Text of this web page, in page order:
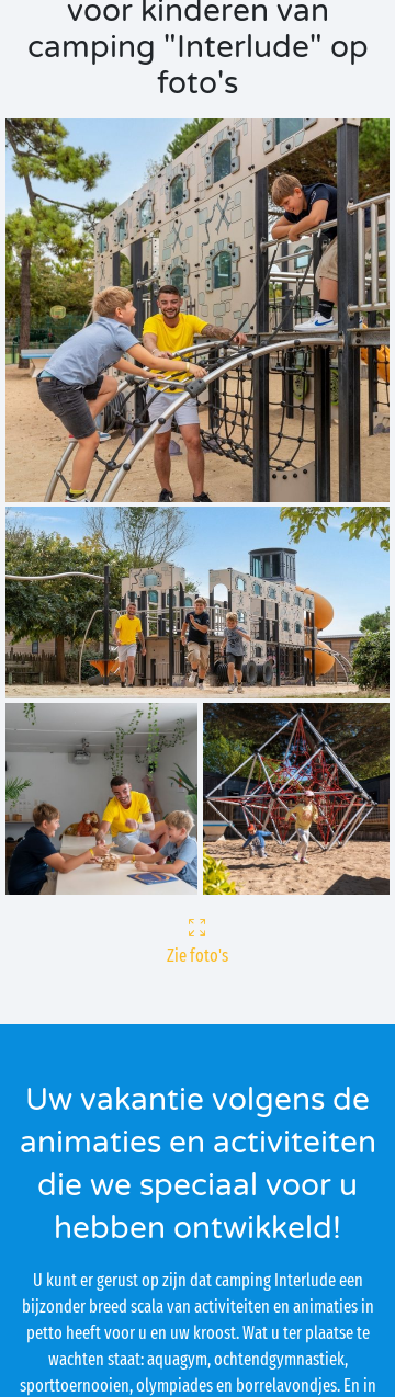
voor kinderen van
camping "Interlude" op
foto's
Zie foto's
Uw vakantie volgens de
animaties en activiteiten
die we speciaal voor u
hebben ontwikkeld!
U kunt er gerust op zijn dat camping Interlude een
bijzonder breed scala van activiteiten en animaties in
petto heeft voor u en uw kroost. Wat u ter plaatse te
wachten staat: aquagym, ochtendgymnastiek,
sporttoernooien, olympiades en borrelavondjes. En in